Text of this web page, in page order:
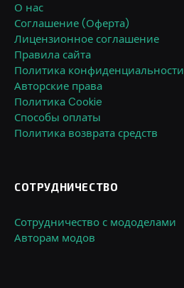
О нас
Соглашение (Оферта)
Лицензионное соглашение
Правила сайта
Политика конфиденциальности
Авторские права
Политика Cookie
Способы оплаты
Политика возврата средств
СОТРУДНИЧЕСТВО
Сотрудничество с мододелами
Авторам модов